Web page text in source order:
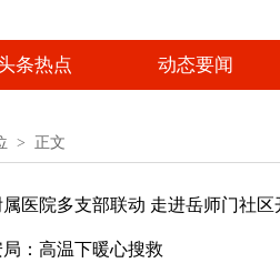
条热点 动态要闻
> 正文
医院多支部联动 走进岳师门社
：高温下暖心搜救